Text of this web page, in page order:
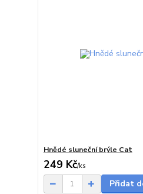
Hnědé sluneční brýle Cat
249 Kč/ks
Přidat